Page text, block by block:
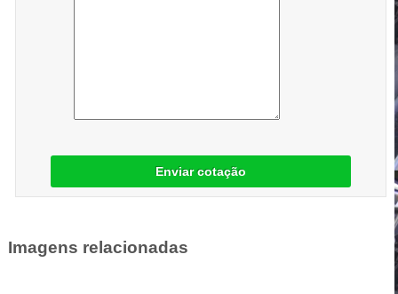
Enviar cotação
Imagens relacionadas